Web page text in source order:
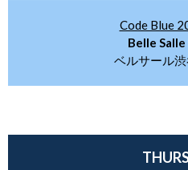
Code Blue
Belle
ベルサール